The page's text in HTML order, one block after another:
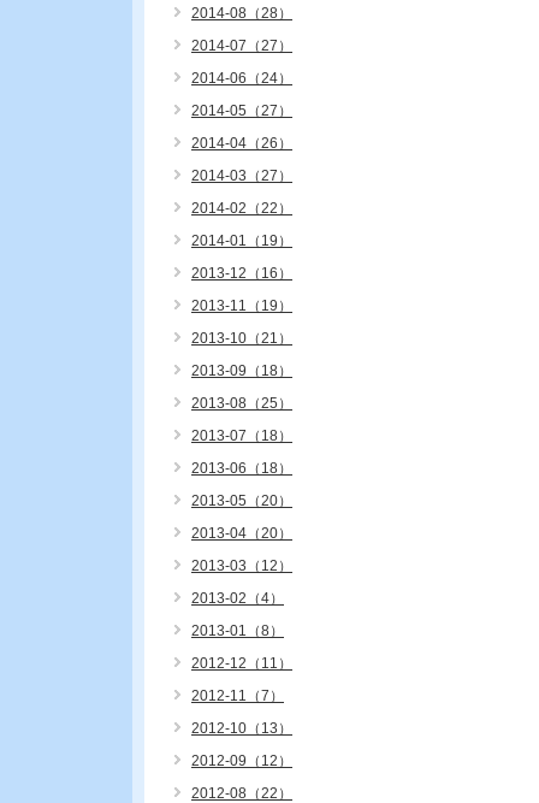
2014-08（28）
2014-07（27）
2014-06（24）
2014-05（27）
2014-04（26）
2014-03（27）
2014-02（22）
2014-01（19）
2013-12（16）
2013-11（19）
2013-10（21）
2013-09（18）
2013-08（25）
2013-07（18）
2013-06（18）
2013-05（20）
2013-04（20）
2013-03（12）
2013-02（4）
2013-01（8）
2012-12（11）
2012-11（7）
2012-10（13）
2012-09（12）
2012-08（22）